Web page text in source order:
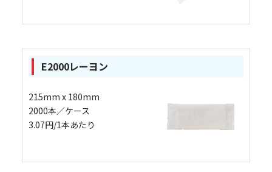
E2000レーヨン
215mm x 180mm
2000本／ケース
3.07円/1本あたり